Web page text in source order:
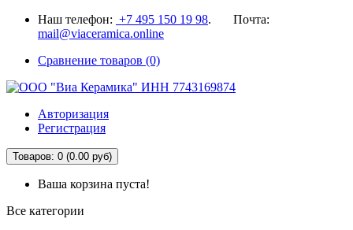
Наш телефон: +7 495 150 19 98. Почта:
mail@viaceramica.online
Сравнение товаров (0)
Авторизация
Регистрация
Товаров: 0 (0.00 руб)
Ваша корзина пуста!
Все категории